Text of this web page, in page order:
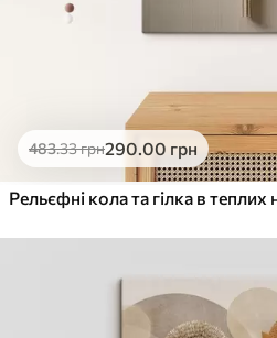
Безпечне чорнило без запаху
Поверхня з текстурою полотна
Еко-Преміум
.00грн
✓Яскраві, насичені кольори
Поверхня з текстурою полотна
Екологічний матеріал
483.33грн290.00 грн